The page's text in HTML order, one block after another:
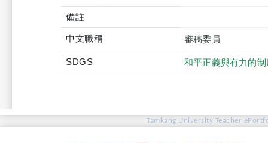
備註
中文職稱 審稿委員
SDGS 和平正義與有力的
Tamkang University Teacher